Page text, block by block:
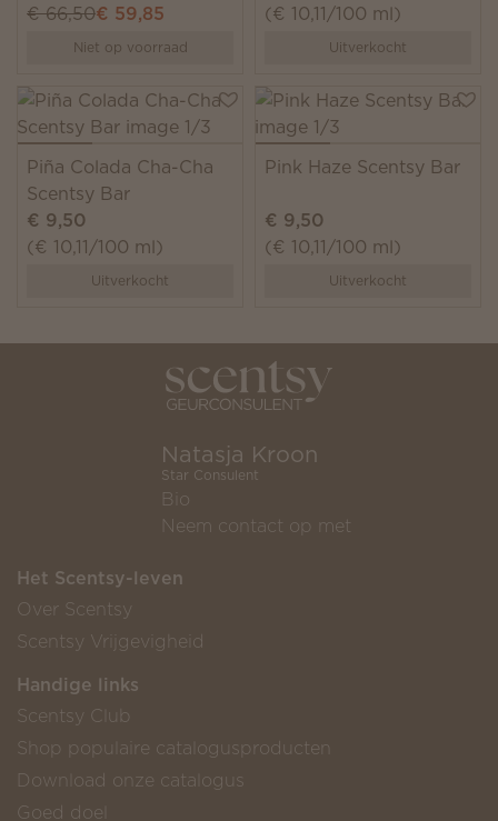
€ 66,50€ 59,85
Niet op voorraad
(€ 10,11/100 ml)
Uitverkocht
Piña Colada Cha-Cha
Scentsy Bar
€ 9,50
(€ 10,11/100 ml)
Uitverkocht
Pink Haze Scentsy Bar
€ 9,50
(€ 10,11/100 ml)
Uitverkocht
Natasja Kroon
Star Consulent
Bio
Neem contact op met
Het Scentsy-leven
Over Scentsy
Scentsy Vrijgevigheid
Handige links
Scentsy Club
Shop populaire catalogusproducten
Download onze catalogus
Goed doel